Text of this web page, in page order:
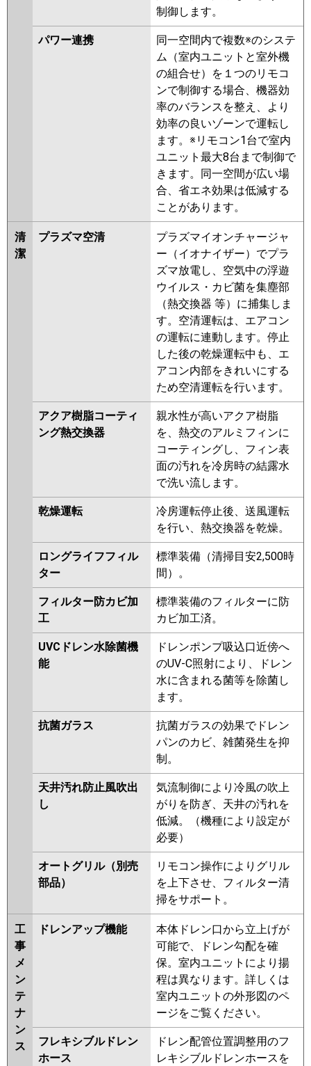
HRMP112EFGY PLZ-
HRMP112EFY PLZ-HRMP112EY
PLZ-ERMP112EEY PLZ-
ERMP112EY PLZ-ERMP112ELEY
PLZ-HRMP112EFGV PLZ-
HRMP112EFV PLZ-HRMP112EV
PLZ-ERMP112EEW PLZ-
ERMP112EW PLZ-ERMP112ELEW
PLZ-ERMP112EEV PLZ-
ERMP112EV PLZ-ERMP112ELEV
PLZ-ERMP112EER
PLZ-
ERMP112ER
PLZ-ERMP112ELER
日立 RCI-GP112RHN5 RCI-
GP112RSH11 RCI-GP112RHN4
RCI-GP112RSH9
RCI-GP112RHN3
RCI-GP112RSH8 RCI-GP112RHN2
RCI-GP112RSH7 RCI-GP112RHN1
RCI-GP112RSH6 RCI-GP112RSH5
RCI-GP112RHN RCI-GP112RSH4
RCI-AP112HN9 RCI-GP112RSH3
RCI-GP112RSH2
FDTV1126H6S-airf FDTV1126H6S
FDTV1126H6S-osj
FDTV1126H6S-rak
FDTK1125H5SA-osj
FDTK1125H5SA-rak
FDTK1125H5SA-airf
FDTK1125H5SA
FDTV1125HA5SA-osj
FDTV1125HA5SA-rak
FDTV1125HA5SA-airf
FDTV1125HA5SA
FDTK1125H5S
FDTK1125H5S-osj
FDTK1125H5S-rak
FDTK1125H5S-airf
FDTV1125HA5S-osj
FDTV1125HA5S-rak
FDTV1125HA5S-airf
FDTV1125HA5S-airflex
FDTV1125HA5S FDTV1125HA5S-
パナソニック PA-P112U7KNBX PA-
P112U7HNBX PA-P112U7KB PA-
P112U7KNB
P112U7HNB PA-P112U7K PA-
P112U7KN PA-P112U7H PA-
P112U7HN PA-P112U6KB PA-
P112U6KNB
P112U6CNB PA-P112U6HB PA-
P112U6HNB PA-P112U6K PA-
P112U6KN PA-P112U6H PA-
P112U6HN
制御します。
パワー連携
同一空間内で複数※のシステ
ム（室内ユニットと室外機
の組合せ）を１つのリモコ
ンで制御する場合、機器効
率のバランスを整え、より
効率の良いゾーンで運転し
ます。※リモコン1台で室内
ユニット最大8台まで制御で
きます。同一空間が広い場
合、省エネ効果は低減する
ことがあります。
清
潔
プラズマ空清
プラズマイオンチャージャ
ー（イオナイザー）でプラ
ズマ放電し、空気中の浮遊
ウイルス・カビ菌を集塵部
（熱交換器 等）に捕集しま
す。空清運転は、エアコン
の運転に連動します。停止
した後の乾燥運転中も、エ
アコン内部をきれいにする
ため空清運転を行います。
アクア樹脂コーティ
ング熱交換器
親水性が高いアクア樹脂
を、熱交のアルミフィンに
コーティングし、フィン表
面の汚れを冷房時の結露水
で洗い流します。
乾燥運転
冷房運転停止後、送風運転
を行い、熱交換器を乾燥。
ロングライフフィル
ター
標準装備（清掃目安2,500時
間）。
フィルター防カビ加
工
標準装備のフィルターに防
カビ加工済。
UVCドレン水除菌機
能
ドレンポンプ吸込口近傍へ
のUV-C照射により、ドレン
水に含まれる菌等を除菌し
ます。
抗菌ガラス
抗菌ガラスの効果でドレン
パンのカビ、雑菌発生を抑
制。
天井汚れ防止風吹出
し
気流制御により冷風の吹上
がりを防ぎ、天井の汚れを
低減。（機種により設定が
必要）
オートグリル（別売
部品）
リモコン操作によりグリル
を上下させ、フィルター清
掃をサポート。
工
事
メ
ン
テ
ナ
ン
ス
ドレンアップ機能
本体ドレン口から立上げが
可能で、ドレン勾配を確
保。室内ユニットにより揚
程は異なります。詳しくは
室内ユニットの外形図のペ
ージをご覧ください。
フレキシブルドレン
ホース
ドレン配管位置調整用のフ
レキシブルドレンホースを